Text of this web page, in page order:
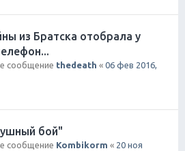
из Братска отобрала у
сообщение thedeath « 06 фев 2016,
бой"
сообщение Kombikorm « 20 ноя